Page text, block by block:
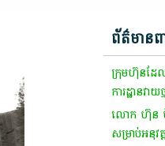
ព័ត៌មានព
ក្រុមហ៊ុនដែល
ការដ្ឋានវា
លោក ហ៊ុន ម៉
សម្រាប់អនុវ